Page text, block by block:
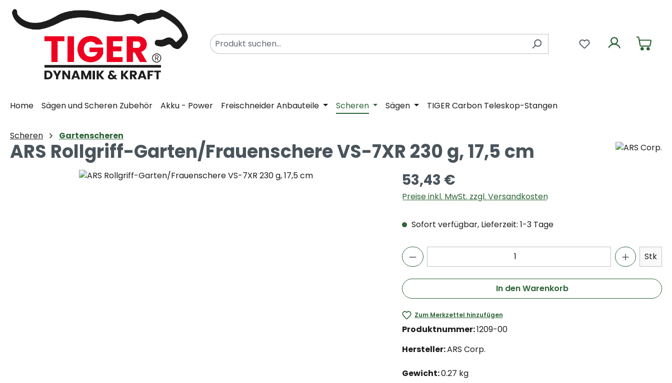
Hauptinhalt springen
Zur Suche springen
Zur Hauptnavigation springen
Du hast 0
Home Sägen und Scheren Zubehör Akku - Power Freischneider Anbauteile Scheren Sägen TIGER Carbon Teleskop-Stangen
Scheren Gartenscheren
ARS Rollgriff-Garten/Frauenschere VS-7XR 230 g, 17,5 cm
Bildergalerie überspringen 53,43 €
Preise inkl. MwSt. zzgl. Versandkosten
Sofort verfügbar, Lieferzeit: 1-3 Tage
Stk
In den Warenkorb
Zum Merkzettel hinzufügen
Produktnummer:1209-00
Hersteller:ARS Corp.
Gewicht:0.27 kg